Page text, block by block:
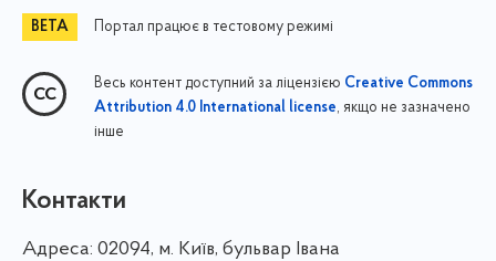
Портал працює в тестовому режимі
Весь контент доступний за ліцензією Creative Commons
Attribution 4.0 International license, якщо не зазначено
інше
Контакти
Адреса: 02094, м. Київ, бульвар Івана